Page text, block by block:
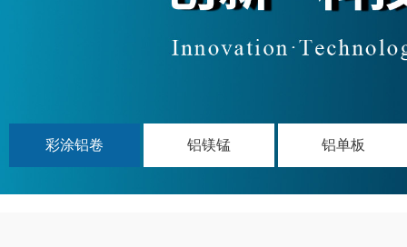
彩涂铝卷 铝镁锰 铝单板